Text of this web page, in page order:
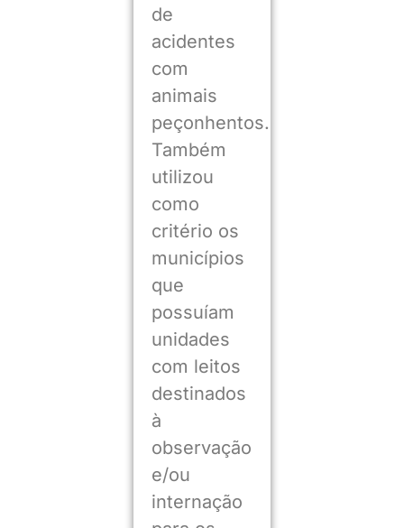
de
acidentes
com
animais
peçonhentos.
Também
utilizou
como
critério os
municípios
que
possuíam
unidades
com leitos
destinados
à
observação
e/ou
internação